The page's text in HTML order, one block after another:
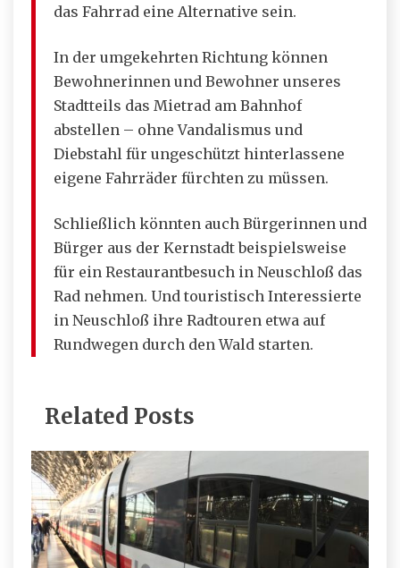
das Fahrrad eine Alternative sein.
In der umgekehrten Richtung können
Bewohnerinnen und Bewohner unseres
Stadtteils das Mietrad am Bahnhof
abstellen – ohne Vandalismus und
Diebstahl für ungeschützt hinterlassene
eigene Fahrräder fürchten zu müssen.
Schließlich könnten auch Bürgerinnen und
Bürger aus der Kernstadt beispielsweise
für ein Restaurantbesuch in Neuschloß das
Rad nehmen. Und touristisch Interessierte
in Neuschloß ihre Radtouren etwa auf
Rundwegen durch den Wald starten.
Related Posts